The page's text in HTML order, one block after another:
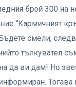
брой 300 на
“Кармичният
смели,
тълкувател
да ви дам! Но
Тогава